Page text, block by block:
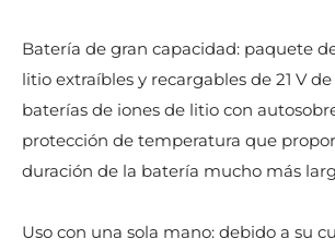
Batería de gran capacidad: paquete
litio extraíbles y recargables de 21 V
baterías de iones de litio con
protección de temperatura que
duración de la batería mucho más
Uso con una sola mano: debido a su